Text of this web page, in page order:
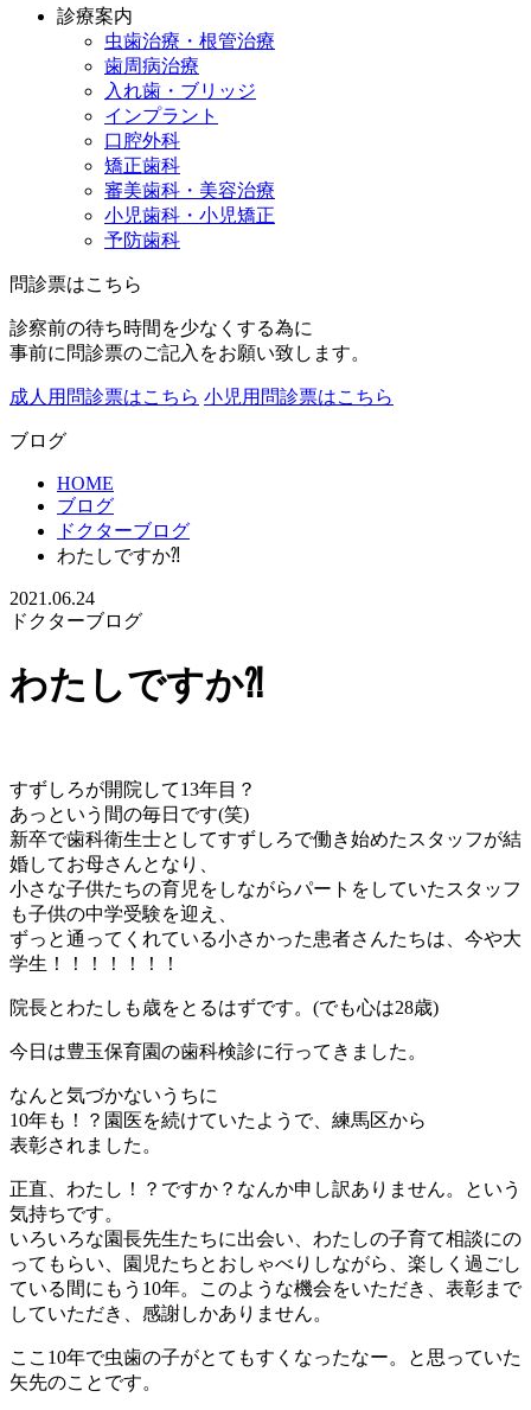
診療案内
虫歯治療・根管治療
歯周病治療
入れ歯・ブリッジ
インプラント
口腔外科
矯正歯科
審美歯科・美容治療
小児歯科・小児矯正
予防歯科
問診票はこちら
診察前の待ち時間を少なくする為に
事前に問診票のご記入をお願い致します。
成人用問診票はこちら 小児用問診票はこちら
ブログ
HOME
ブログ
ドクターブログ
わたしですか⁈
2021.06.24
ドクターブログ
わたしですか⁈
すずしろが開院して13年目？
あっという間の毎日です(笑)
新卒で歯科衛生士としてすずしろで働き始めたスタッフが結
婚してお母さんとなり、
小さな子供たちの育児をしながらパートをしていたスタッフ
も子供の中学受験を迎え、
ずっと通ってくれている小さかった患者さんたちは、今や大
学生！！！！！！！
院長とわたしも歳をとるはずです。(でも心は28歳)
今日は豊玉保育園の歯科検診に行ってきました。
なんと気づかないうちに
10年も！？園医を続けていたようで、練馬区から
表彰されました。
正直、わたし！？ですか？なんか申し訳ありません。という
気持ちです。
いろいろな園長先生たちに出会い、わたしの子育て相談にの
ってもらい、園児たちとおしゃべりしながら、楽しく過ごし
ている間にもう10年。このような機会をいただき、表彰まで
していただき、感謝しかありません。
ここ10年で虫歯の子がとてもすくなったなー。と思っていた
矢先のことです。